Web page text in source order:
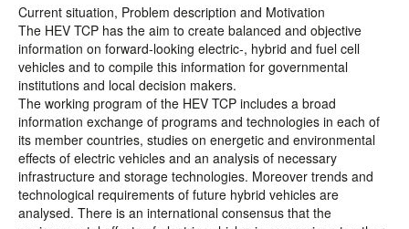
Current situation, Problem description and Motivation
The HEV TCP has the aim to create balanced and objective
information on forward-looking electric-, hybrid and fuel cell
vehicles and to compile this information for governmental
institutions and local decision makers.
The working program of the HEV TCP includes a broad
information exchange of programs and technologies in each of
its member countries, studies on energetic and environmental
effects of electric vehicles and an analysis of necessary
infrastructure and storage technologies. Moreover trends and
technological requirements of future hybrid vehicles are
analysed. There is an international consensus that the